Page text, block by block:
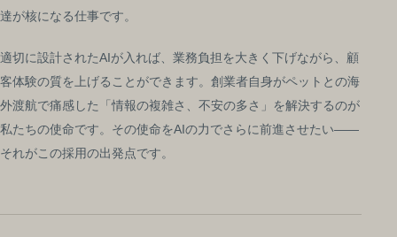
達が核になる仕事です。
適切に設計されたAIが入れば、業務負担を大きく下げながら、顧
客体験の質を上げることができます。創業者自身がペットとの海
外渡航で痛感した「情報の複雑さ、不安の多さ」を解決するのが
私たちの使命です。その使命をAIの力でさらに前進させたい——
それがこの採用の出発点です。